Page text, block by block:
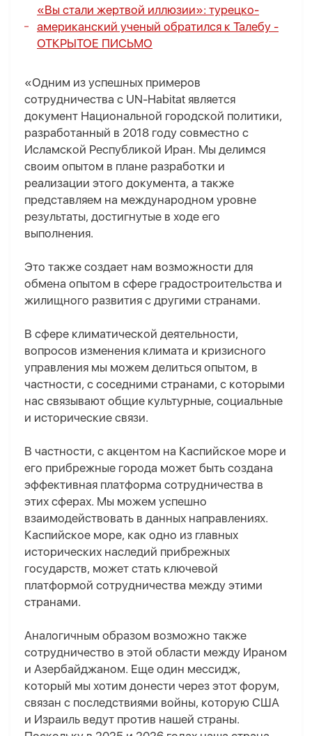
«Вы стали жертвой иллюзии»: турецко-
американский ученый обратился к Талебу -
ОТКРЫТОЕ ПИСЬМО
«Одним из успешных примеров
сотрудничества с UN-Habitat является
документ Национальной городской политики,
разработанный в 2018 году совместно с
Исламской Республикой Иран. Мы делимся
своим опытом в плане разработки и
реализации этого документа, а также
представляем на международном уровне
результаты, достигнутые в ходе его
выполнения.
Это также создает нам возможности для
обмена опытом в сфере градостроительства и
жилищного развития с другими странами.
В сфере климатической деятельности,
вопросов изменения климата и кризисного
управления мы можем делиться опытом, в
частности, с соседними странами, с которыми
нас связывают общие культурные, социальные
и исторические связи.
В частности, с акцентом на Каспийское море и
его прибрежные города может быть создана
эффективная платформа сотрудничества в
этих сферах. Мы можем успешно
взаимодействовать в данных направлениях.
Каспийское море, как одно из главных
исторических наследий прибрежных
государств, может стать ключевой
платформой сотрудничества между этими
странами.
Аналогичным образом возможно также
сотрудничество в этой области между Ираном
и Азербайджаном. Еще один мессидж,
который мы хотим донести через этот форум,
связан с последствиями войны, которую США
и Израиль ведут против нашей страны.